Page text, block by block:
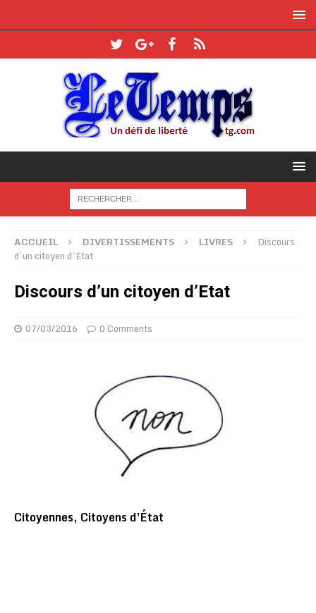
ACCUEIL DIVERTISSEMENTS LIVRES
Discours
d’un citoyen d’Etat
Discours d’un citoyen d’Etat
07/03/2016 0 Comments
Citoyennes, Citoyens d’État